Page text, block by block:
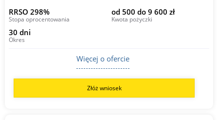
RRSO 298%
Stopa oprocentowania
od 500 do 9 600 zł
Kwota pożyczki
30 dni
Okres
Więcej o ofercie
Złóż wniosek